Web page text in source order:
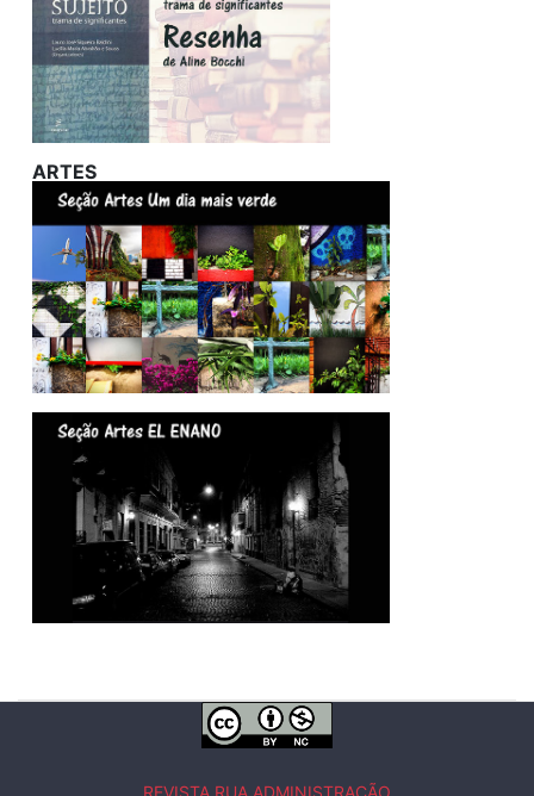
ARTES
REVISTA RUA ADMINISTRAÇÃO